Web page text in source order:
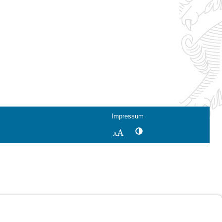
Impressum
SchriftgrößeKontrastwechsel